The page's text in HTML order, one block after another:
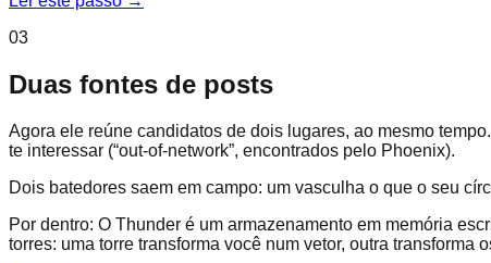
03
Duas fontes de posts
Agora ele reúne candidatos de dois lugares, ao mesmo
te interessar (“out-of-network”, encontrados pelo Phoenix).
Dois batedores saem em campo: um vasculha o que o seu
Por dentro: O Thunder é um armazenamento em memória
torres: uma torre transforma você num vetor, outra transforma